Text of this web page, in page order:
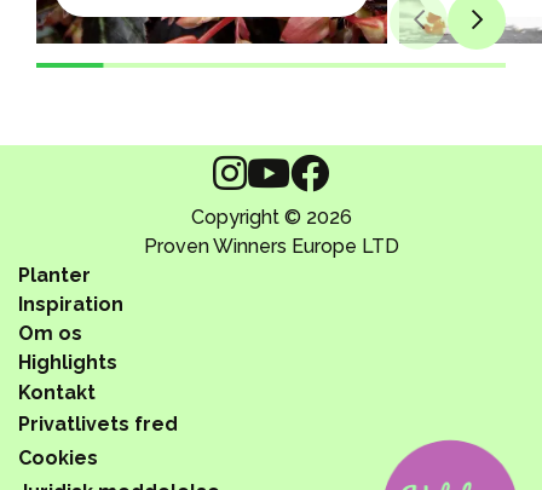
Copyright © 2026
Proven Winners Europe LTD
Planter
Inspiration
Om os
Privatlivets fred
Cookies
Highlights
Kontakt